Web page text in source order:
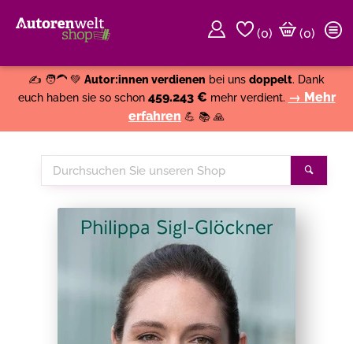
(0)
(0)
✍️ 🧑‍🦱 💚 Autor:innen verdienen bei uns doppelt. Dank
euch haben sie so schon 459.243 € mehr verdient. → Mehr
erfahren 💪 📚 🙏
Durchsuchen
Sie